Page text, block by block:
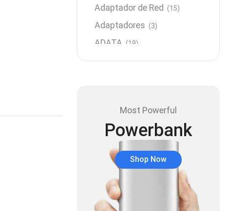
Adaptador de Red (15)
Adaptadores (3)
ADATA (19)
Almacenamiento (64)
Antivirus (1)
Aro de luz (6)
Asus (24)
Audífonos (23)
Audífonos
Audífonos inalámbricos
Most Powerful
Powerbank
Shop Now